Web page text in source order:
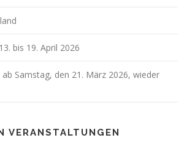
bis 19. April 2026
Samstag, den 21. März 2026, wieder
VERANSTALTUNGEN